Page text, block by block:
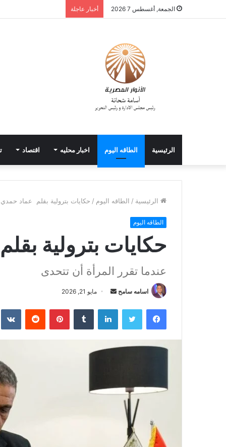
الجمعة, أغسطس 7 2026 أخبار عاجلة
الرئيسية الطاقه اليوم اخبار محليه اقتصاد
الرئيسية / الطاقه اليوم / حكايات بترولية بقلم عماد
الطاقه اليوم
حكايات بترولية
عندما تقرر المرأة أن تتحدى
اسامه سامح
أرسل
إلكترونيا
مايو 21, 2026
فيسبوك تويتر لينكدإن بينتيريست